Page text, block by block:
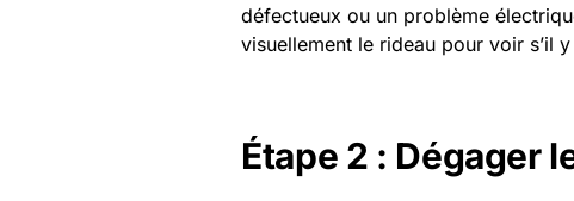
défectueux ou un problème
visuellement le rideau pour voir s’il
Étape 2 : Dégager